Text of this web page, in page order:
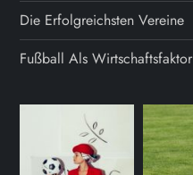
Die Erfolgreichsten Vereine
Fußball Als Wirtschaftsfaktor